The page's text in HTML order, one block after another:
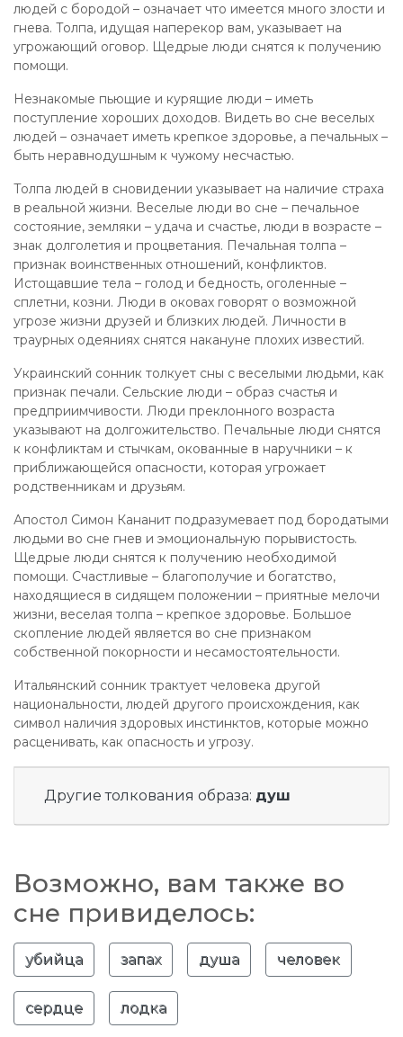
людей с бородой – означает что имеется много злости и
гнева. Толпа, идущая наперекор вам, указывает на
угрожающий оговор. Щедрые люди снятся к получению
помощи.
Незнакомые пьющие и курящие люди – иметь
поступление хороших доходов. Видеть во сне веселых
людей – означает иметь крепкое здоровье, а печальных –
быть неравнодушным к чужому несчастью.
Толпа людей в сновидении указывает на наличие страха
в реальной жизни. Веселые люди во сне – печальное
состояние, земляки – удача и счастье, люди в возрасте –
знак долголетия и процветания. Печальная толпа –
признак воинственных отношений, конфликтов.
Истощавшие тела – голод и бедность, оголенные –
сплетни, козни. Люди в оковах говорят о возможной
угрозе жизни друзей и близких людей. Личности в
траурных одеяниях снятся накануне плохих известий.
Украинский сонник толкует сны с веселыми людьми, как
признак печали. Сельские люди – образ счастья и
предприимчивости. Люди преклонного возраста
указывают на долгожительство. Печальные люди снятся
к конфликтам и стычкам, окованные в наручники – к
приближающейся опасности, которая угрожает
родственникам и друзьям.
Апостол Симон Кананит подразумевает под бородатыми
людьми во сне гнев и эмоциональную порывистость.
Щедрые люди снятся к получению необходимой
помощи. Счастливые – благополучие и богатство,
находящиеся в сидящем положении – приятные мелочи
жизни, веселая толпа – крепкое здоровье. Большое
скопление людей является во сне признаком
собственной покорности и несамостоятельности.
Итальянский сонник трактует человека другой
национальности, людей другого происхождения, как
символ наличия здоровых инстинктов, которые можно
расценивать, как опасность и угрозу.
Другие толкования образа: душ
Возможно, вам также во
сне привиделось:
убийца запах душа человек
сердце лодка